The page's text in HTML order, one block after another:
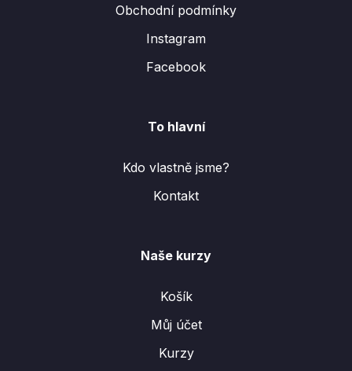
Obchodní podmínky
Instagram
Facebook
To hlavní
Kdo vlastně jsme?
Kontakt
Naše kurzy
Košík
Můj účet
Kurzy